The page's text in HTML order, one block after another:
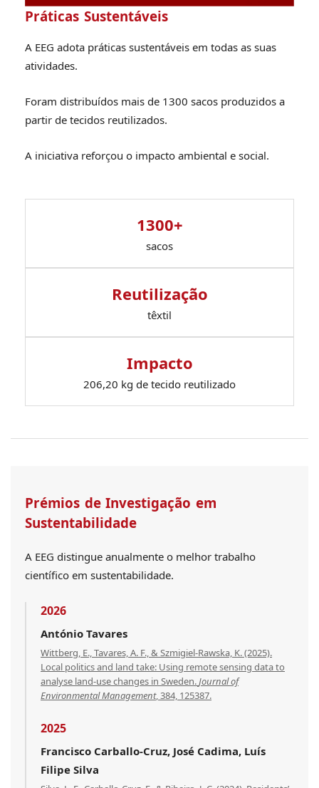
Práticas Sustentáveis
A EEG adota práticas sustentáveis em todas as suas
atividades.
Foram distribuídos mais de 1300 sacos produzidos a
partir de tecidos reutilizados.
A iniciativa reforçou o impacto ambiental e social.
1300+
sacos
Reutilização
têxtil
Impacto
206,20 kg de tecido reutilizado
Prémios de Investigação em
Sustentabilidade
A EEG distingue anualmente o melhor trabalho
científico em sustentabilidade.
2026
António Tavares
Wittberg, E., Tavares, A. F., & Szmigiel-Rawska, K. (2025).
Local politics and land take: Using remote sensing data to
analyse land-use changes in Sweden.Journal of
Environmental Management, 384, 125387.
2025
Francisco Carballo-Cruz, José Cadima, Luís
Filipe Silva